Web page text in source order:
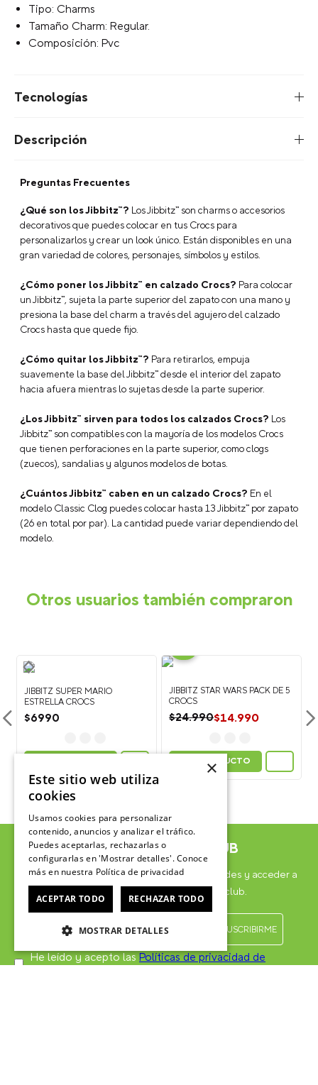
Tipo: Charms
Tamaño Charm: Regular.
Composición: Pvc
Tecnologías
Descripción
Preguntas Frecuentes
¿Qué son los Jibbitz™? Los Jibbitz™ son charms o accesorios
decorativos que puedes colocar en tus Crocs para
personalizarlos y crear un look único. Están disponibles en una
gran variedad de colores, personajes, símbolos y estilos.
¿Cómo poner los Jibbitz™ en calzado Crocs? Para colocar
un Jibbitz™, sujeta la parte superior del zapato con una mano y
presiona la base del charm a través del agujero del calzado
Crocs hasta que quede fijo.
¿Cómo quitar los Jibbitz™? Para retirarlos, empuja
suavemente la base del Jibbitz™ desde el interior del zapato
hacia afuera mientras lo sujetas desde la parte superior.
¿Los Jibbitz™ sirven para todos los calzados Crocs? Los
Jibbitz™ son compatibles con la mayoría de los modelos Crocs
que tienen perforaciones en la parte superior, como clogs
(zuecos), sandalias y algunos modelos de botas.
¿Cuántos Jibbitz™ caben en un calzado Crocs? En el
modelo Classic Clog puedes colocar hasta 13 Jibbitz™ por zapato
(26 en total por par). La cantidad puede variar dependiendo del
modelo.
Otros usuarios también compraron
JIBBITZ SUPER MARIO
ESTRELLA CROCS
$6990
40%
JIBBITZ STAR WARS PACK DE 5
CROCS
$24.990$14.990
VER PRODUCTO
ÚNETE AL CROCSCLUB
Suscríbete para formar parte, recibir novedades y acceder a
contenido exclusivo para el Crocsclub.
He leído y acepto las Políticas de privacidad de
×
Este sitio web utiliza
cookies
Usamos cookies para personalizar
contenido, anuncios y analizar el tráfico.
Puedes aceptarlas, rechazarlas o
configurarlas en 'Mostrar detalles'. Conoce
más en nuestra Política de privacidad
ACEPTAR TODO RECHAZAR TODO
MOSTRAR DETALLES